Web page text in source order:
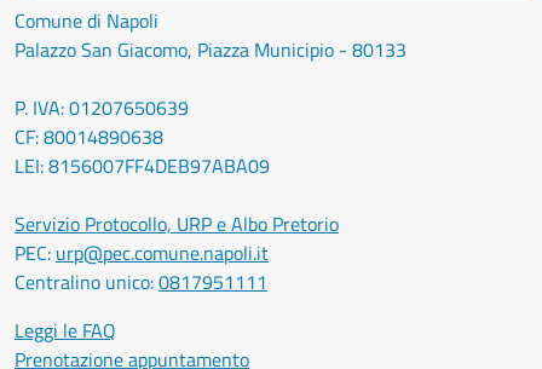
Comune di Napoli
Palazzo San Giacomo, Piazza Municipio - 80133
P. IVA: 01207650639
CF: 80014890638
LEI: 8156007FF4DEB97ABA09
Servizio Protocollo, URP e Albo Pretorio
PEC: urp@pec.comune.napoli.it
Centralino unico:0817951111
Leggi le FAQ
Prenotazione appuntamento